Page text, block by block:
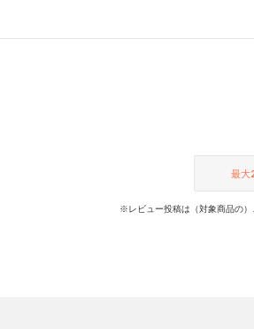
最大
※レビュー投稿は（対象商品の